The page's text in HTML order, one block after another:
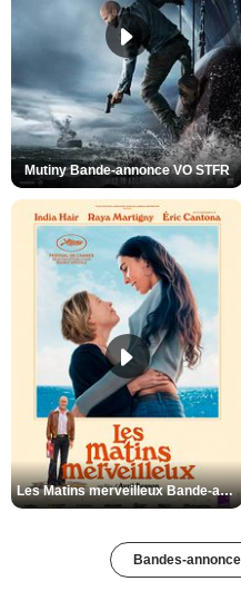
Mutiny Bande-annonce VO STFR
Les Matins merveilleux Bande-annonce VF
Bandes-